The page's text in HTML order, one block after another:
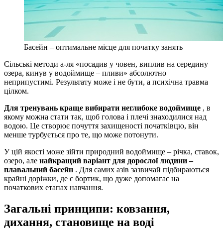
Басейн – оптимальне місце для початку занять
Сільські методи а-ля «посадив у човен, виплив на середину
озера, кинув у водоймище – пливи» абсолютно
неприпустимі. Результату може і не бути, а психічна травма
цілком.
Для тренувань краще вибирати неглибоке водоймище , в
якому можна стати так, щоб голова і плечі знаходилися над
водою. Це створює почуття захищеності початківцю, він
менше турбується про те, що може потонути.
У цій якості може зійти природний водоймище – річка, ставок,
озеро, але найкращий варіант для дорослої людини –
плавальний басейн . Для самих азів зазвичай підбираються
крайні доріжки, де є бортик, що дуже допомагає на
початкових етапах навчання.
Загальні принципи: ковзання,
дихання, становище на воді